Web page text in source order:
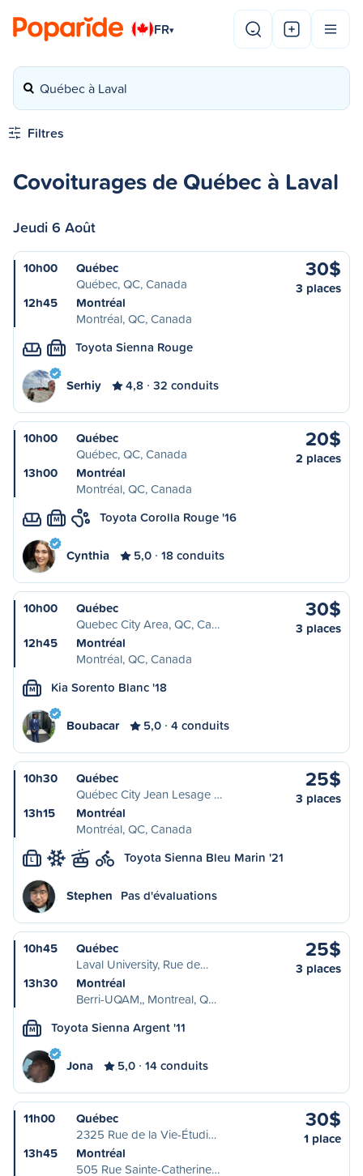
FR▾
Québec à Laval
Filtres
Covoiturages de Québec à Laval
Jeudi 6 Août
10h00
Québec
Québec, QC, Canada
12h45
Montréal
Montréal, QC, Canada
30$
3 places
M Toyota Sienna Rouge
Serhiy 4,8 32 conduits
10h00
Québec
Québec, QC, Canada
13h00
Montréal
Montréal, QC, Canada
20$
2 places
M Toyota Corolla Rouge '16
Cynthia 5,0 18 conduits
10h00
Québec
Quebec City Area, QC, Ca…
12h45
Montréal
Montréal, QC, Canada
30$
3 places
M Kia Sorento Blanc '18
Boubacar 5,0 4 conduits
10h30
Québec
Québec City Jean Lesage …
13h15
Montréal
Montréal, QC, Canada
25$
3 places
L Toyota Sienna Bleu Marin '21
Stephen Pas d'évaluations
10h45
Québec
Laval University, Rue de…
13h30
Montréal
Berri-UQAM,, Montreal, Q…
25$
3 places
M Toyota Sienna Argent '11
Jona 5,0 14 conduits
11h00
Québec
2325 Rue de la Vie-Étudi…
13h45
Montréal
505 Rue Sainte-Catherine…
30$
1 place